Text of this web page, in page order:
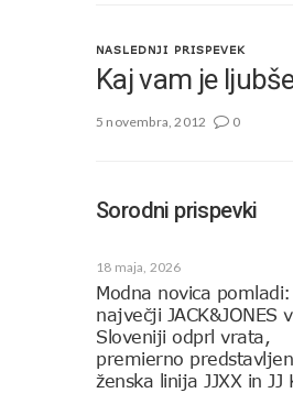
NASLEDNJI PRISPEVEK
Kaj vam je
5 novembra, 2012 0
Sorodni prispevki
18 maja, 2026
Modna novica pomladi:
največji JACK&JONES v
Sloveniji odprl vrata,
premierno
ženska linija JJXX in JJ